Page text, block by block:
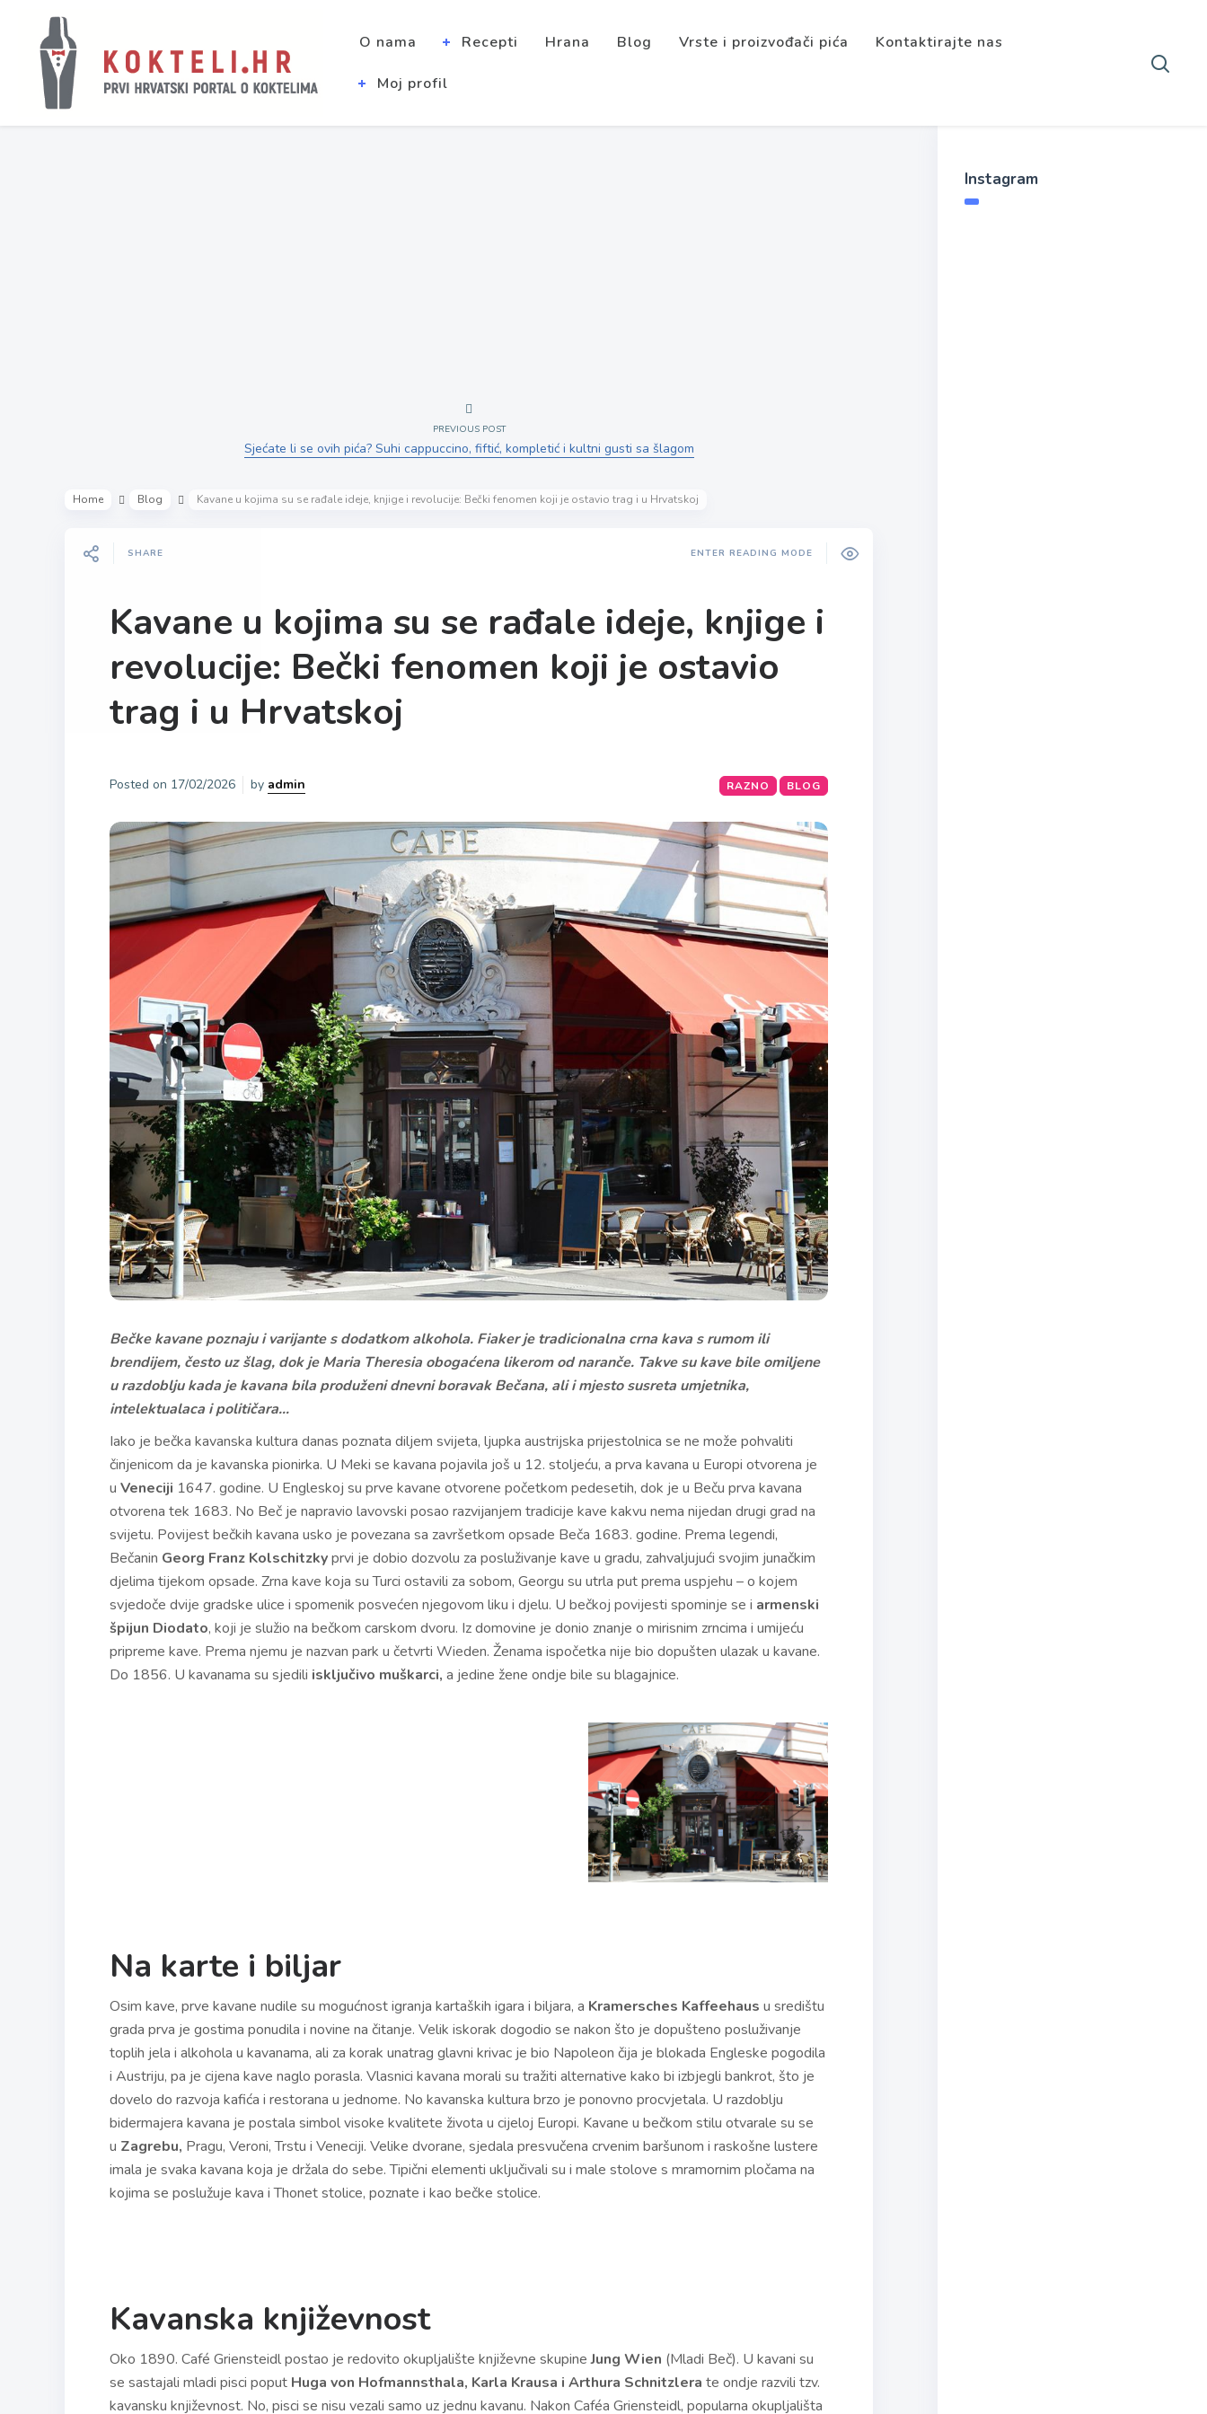
O nama Recepti Hrana Blog Vrste i proizvođači pića Kontaktirajte nas
Moj profil
PREVIOUS POST
Sjećate li se ovih pića? Suhi cappuccino, fiftić, kompletić i kultni gusti sa šlagom
Home Blog Kavane u kojima su se rađale ideje, knjige i revolucije: Bečki fenomen koji je ostavio trag i u Hrvatskoj
SHARE ENTER READING MODE
Kavane u kojima su se rađale ideje, knjige i
revolucije: Bečki fenomen koji je ostavio
trag i u Hrvatskoj
Posted on 17/02/2026 by admin BLOG
RAZNO
Bečke kavane poznaju i varijante s dodatkom alkohola. Fiaker je tradicionalna crna kava s rumom ili
brendijem, često uz šlag, dok je Maria Theresia obogaćena likerom od naranče. Takve su kave bile omiljene
u razdoblju kada je kavana bila produženi dnevni boravak Bečana, ali i mjesto susreta umjetnika,
intelektualaca i političara…
Iako je bečka kavanska kultura danas poznata diljem svijeta, ljupka austrijska prijestolnica se ne može pohvaliti
činjenicom da je kavanska pionirka. U Meki se kavana pojavila još u 12. stoljeću, a prva kavana u Europi otvorena je
u Veneciji 1647. godine. U Engleskoj su prve kavane otvorene početkom pedesetih, dok je u Beču prva kavana
otvorena tek 1683. No Beč je napravio lavovski posao razvijanjem tradicije kave kakvu nema nijedan drugi grad na
svijetu. Povijest bečkih kavana usko je povezana sa završetkom opsade Beča 1683. godine. Prema legendi,
Bečanin Georg Franz Kolschitzkyprvi je dobio dozvolu za posluživanje kave u gradu, zahvaljujući svojim junačkim
djelima tijekom opsade. Zrna kave koja su Turci ostavili za sobom, Georgu su utrla put prema uspjehu – o kojem
svjedoče dvije gradske ulice i spomenik posvećen njegovom liku i djelu. U bečkoj povijesti spominje se i armenski
špijun Diodato, koji je služio na bečkom carskom dvoru. Iz domovine je donio znanje o mirisnim zrncima i umijeću
pripreme kave. Prema njemu je nazvan park u četvrti Wieden. Ženama ispočetka nije bio dopušten ulazak u kavane.
Do 1856. U kavanama su sjedili isključivo muškarci, a jedine žene ondje bile su blagajnice.
Na karte i biljar
Osim kave, prve kavane nudile su mogućnost igranja kartaških igara i biljara, a Kramersches Kaffeehaus u središtu
grada prva je gostima ponudila i novine na čitanje. Velik iskorak dogodio se nakon što je dopušteno posluživanje
toplih jela i alkohola u kavanama, ali za korak unatrag glavni krivac je bio Napoleon čija je blokada Engleske pogodila
i Austriju, pa je cijena kave naglo porasla. Vlasnici kavana morali su tražiti alternative kako bi izbjegli bankrot, što je
dovelo do razvoja kafića i restorana u jednome. No kavanska kultura brzo je ponovno procvjetala. U razdoblju
bidermajera kavana je postala simbol visoke kvalitete života u cijeloj Europi. Kavane u bečkom stilu otvarale su se
u Zagrebu, Pragu, Veroni, Trstu i Veneciji. Velike dvorane, sjedala presvučena crvenim baršunom i raskošne lustere
imala je svaka kavana koja je držala do sebe. Tipični elementi uključivali su i male stolove s mramornim pločama na
kojima se poslužuje kava i Thonet stolice, poznate i kao bečke stolice.
Kavanska književnost
Oko 1890. Café Griensteidl postao je redovito okupljalište književne skupineJung Wien (Mladi Beč). U kavani su
se sastajali mladi pisci poput Huga von Hofmannsthala, Karla Krausa i Arthura Schnitzlera te ondje razvili tzv.
kavansku književnost. No, pisci se nisu vezali samo uz jednu kavanu. Nakon Caféa Griensteidl, popularna okupljališta
Instagram